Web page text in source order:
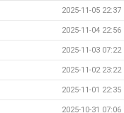
2025-11-05 22:37
2025-11-04 22:56
2025-11-03 07:22
2025-11-02 23:22
2025-11-01 22:35
2025-10-31 07:06